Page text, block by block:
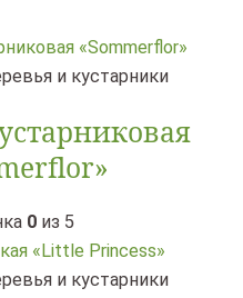
и кустарники
0из 5
и кустарники